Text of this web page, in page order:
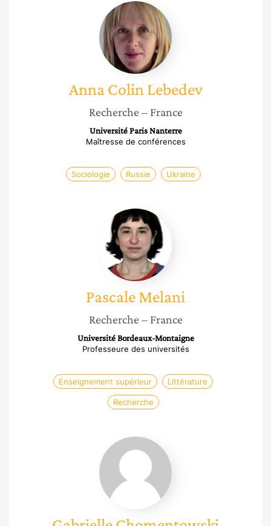
Anna
Colin
Lebedev
Anna Colin Lebedev
Recherche – France
Université Paris Nanterre
Maîtresse de conférences
Sociologie Russie Ukraine
Pascale
Melani
PascaleMelani
Recherche – France
Université Bordeaux-Montaigne
Professeure des universités
Enseignement supérieur Littérature
Recherche
Gabrielle
Chomentowski